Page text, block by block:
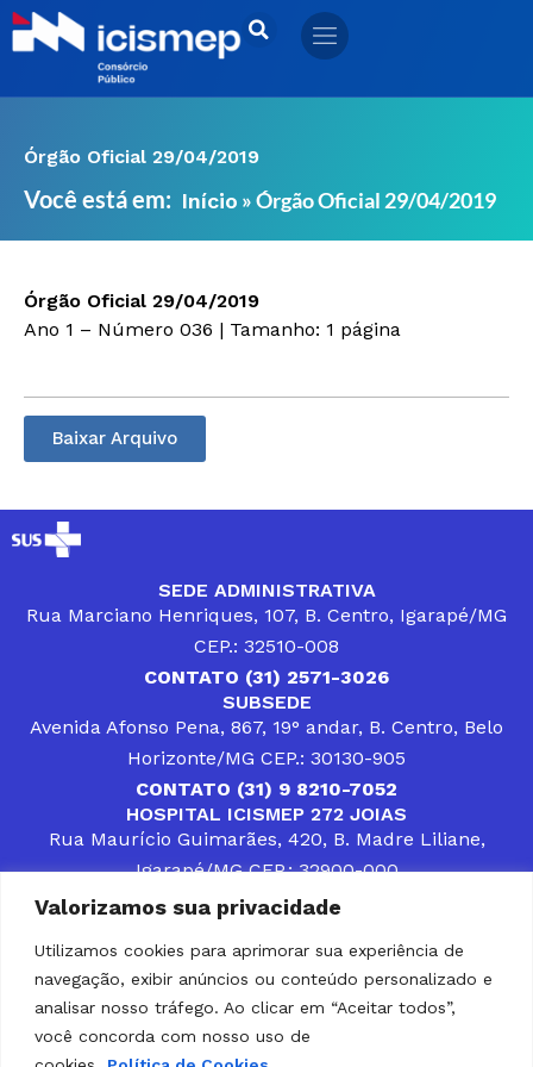
Valorizamos sua privacidade
Utilizamos cookies para aprimorar sua experiência de
navegação, exibir anúncios ou conteúdo personalizado e
analisar nosso tráfego. Ao clicar em “Aceitar todos”,
você concorda com nosso uso de
Ir
para
Órgão Oficial 29/04/2019
Você está em: Início »Órgão Oficial 29/04/2019
Órgão Oficial 29/04/2019
Ano 1 – Número 036 | Tamanho: 1 página
Baixar Arquivo
SEDE ADMINISTRATIVA
Rua Marciano Henriques, 107, B. Centro, Igarapé/MG
CEP.: 32510-008
CONTATO (31) 2571-3026
SUBSEDE
Avenida Afonso Pena, 867, 19° andar, B. Centro, Belo
Horizonte/MG CEP.: 30130-905
CONTATO (31) 9 8210-7052
HOSPITAL ICISMEP 272 JOIAS
Rua Maurício Guimarães, 420, B. Madre Liliane,
Igarapé/MG CEP.: 32900-000
CONTATOS (31) 3512-4400 ou (31) 9 8309-8660
DESENVOLVER SOLUÇÕES, AÇÕES E SERVIÇOS
PÚBLICOS QUE COMPLEMENTEM A ASSISTÊNCIA À
POPULAÇÃO DA REGIÃO EM QUE ATUA, SENDO
PARCEIRO DOS MUNICÍPIOS CONSORCIADOS NA
SOLUÇÃO DE DIFICULDADES ENFRENTADAS POR
GESTORES MUNICIPAIS, É O COMPROMISSO DO
ICISMEP.